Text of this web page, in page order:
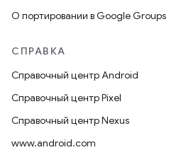
О портировании в Google Groups
СПРАВКА
Справочный центр Android
Справочный центр Pixel
Справочный центр Nexus
www.android.com